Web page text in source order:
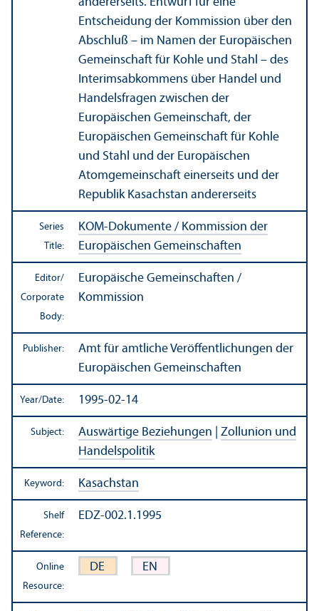
Entscheidung der Kommission über den
Abschluß – im Namen der Europäischen
Gemeinschaft für Kohle und Stahl – des
Interimsabkommens über Handel und
Handelsfragen zwischen der
Europäischen Gemeinschaft, der
Europäischen Gemeinschaft für Kohle
und Stahl und der Europäischen
Atomgemeinschaft einerseits und der
Republik Kasachstan andererseits
Series
Title:
KOM-Dokumente / Kommission der
Europäischen Gemeinschaften
Editor/
Corporate
Body:
Europäische Gemeinschaften /
Kommission
Publisher:
Amt für amtliche Veröffentlichungen der
Europäischen Gemeinschaften
Year/Date: 1995-02-14
Subject: Auswärtige Beziehungen
Zollunion und
Handelspolitik
Keyword: Kasachstan
Shelf
Reference:
EDZ-002.1.1995
Online
Resource:
DE EN